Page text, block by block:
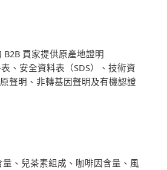
買家提供原產地證明
表、安全資料表（SDS）、技術資
聲明、非轉基因聲明及有機認證
量、兒茶素組成、咖啡因含量、風